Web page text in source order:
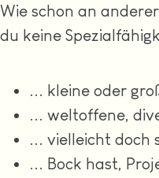
Wie schon an
du keine
... kleine oder
... weltoffene,
... vielleicht doch
... Bock hast,